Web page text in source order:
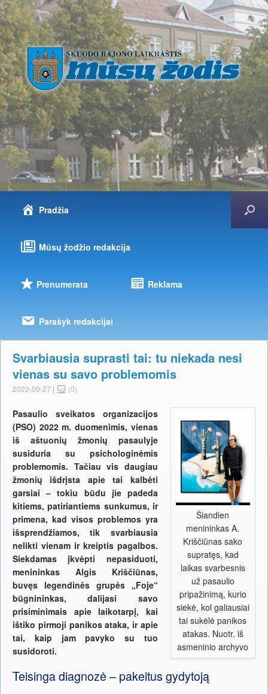
Pradžia
Mūsų žodžio redakcija
Prenumerata Reklama
Parašyk redakcijai
Svarbiausia suprasti tai: tu niekada nesi
vienas su savo problemomis
2022-09-27 | (0)
Šiandien
menininkas A.
Kriščiūnas sako
supratęs, kad
laikas svarbesnis
už pasaulio
pripažinimą, kurio
siekė, kol galiausiai
tai sukėlė panikos
atakas. Nuotr. iš
asmeninio archyvo
Pasaulio sveikatos organizacijos
(PSO) 2022 m. duomenimis, vienas
iš aštuonių žmonių pasaulyje
susiduria su psichologinėmis
problemomis. Tačiau vis daugiau
žmonių išdrįsta apie tai kalbėti
garsiai– tokiu būdu jie padeda
kitiems, patiriantiems sunkumus, ir
primena, kad visos problemos yra
išsprendžiamos, tik svarbiausia
nelikti vienam ir kreiptis pagalbos.
Siekdamas įkvėpti nepasiduoti,
menininkas Algis Kriščiūnas,
buvęs legendinės grupės „Foje“
būgnininkas, dalijasi savo
prisiminimais apie laikotarpį, kai
ištiko pirmoji panikos ataka, ir apie
tai, kaip jam pavyko su tuo
susidoroti.
Teisinga diagnozė – pakeitus gydytoją